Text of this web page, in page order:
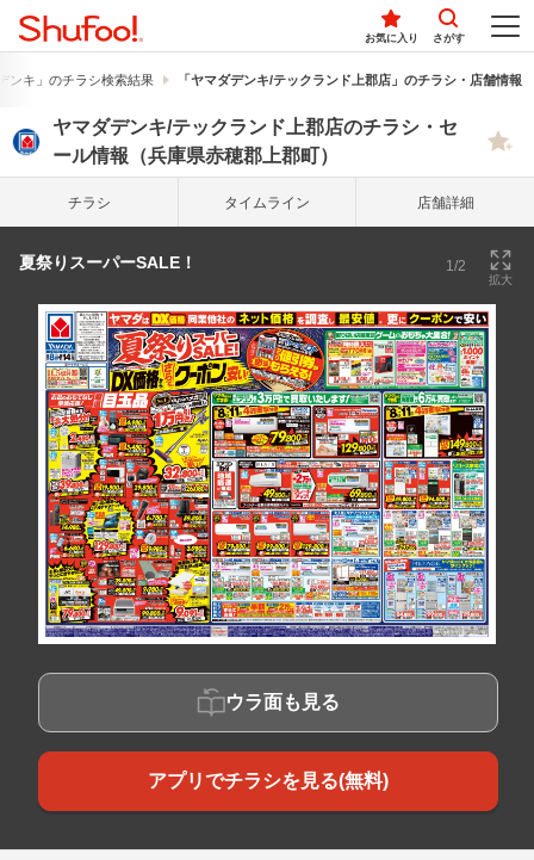
お気に入り さがす
ンキ」のチラシ検索結果 「ヤマダデンキ/テックランド上郡店」のチラシ・店舗情報
ヤマダデンキ/テックランド上郡店のチラシ・セ
ール情報（兵庫県赤穂郡上郡町）
チラシ タイム ライン 店舗詳細
夏祭りスーパーSALE！ 1/2
拡大
ウラ面も見る
アプリでチラシを見る(無料)